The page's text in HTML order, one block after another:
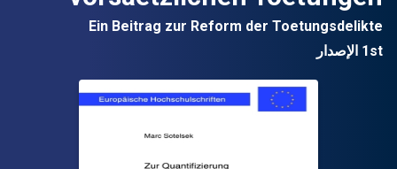
Ein Beitrag zur Reform der Toetungsdelikte
1st الإصدار